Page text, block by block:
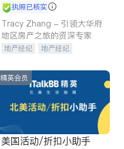
执照已核实
Tracy Zhang - 引领大华府
地区房产之旅的资深专家
地产经纪
地产经纪
商铺租售
精英会员
美国活动/折扣小助手